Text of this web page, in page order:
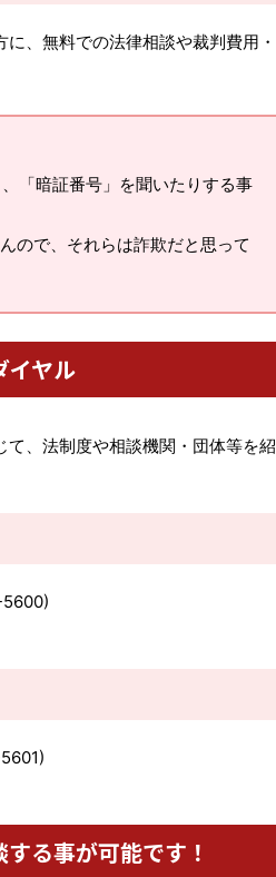
、無料での法律相談や裁判費用・
「暗証番号」を聞いたりする事
ので、それらは詐欺だと思って
イヤル
、法制度や相談機関・団体等を紹
る事が可能です！